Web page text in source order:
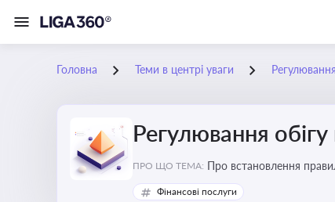
Головна Теми в центрі уваги
Регулювання обігу
ПРО ЩО ТЕМА: Про встановлення
криптовалюти
Фінансові послуги